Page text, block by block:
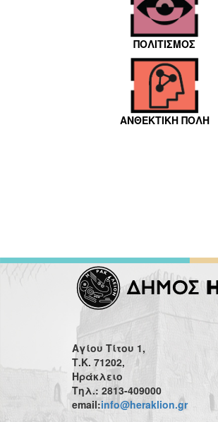
ΠΟΛΙΤΙΣΜΟΣ
ΑΝΘΕΚΤΙΚΗ ΠΟΛΗ
Αγίου Τίτου 1,
Τ.Κ. 71202,
Ηράκλειο
Τηλ.: 2813-409000
email:info@heraklion.gr